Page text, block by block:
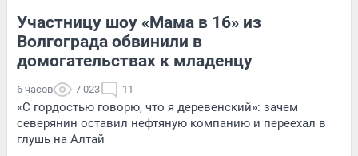
Участницу шоу «Мама в 16» из
Волгограда обвинили в
домогательствах к младенцу
6 часов 7 023 11
«С гордостью говорю, что я деревенский»: зачем
северянин оставил нефтяную компанию и переехал в
глушь на Алтай